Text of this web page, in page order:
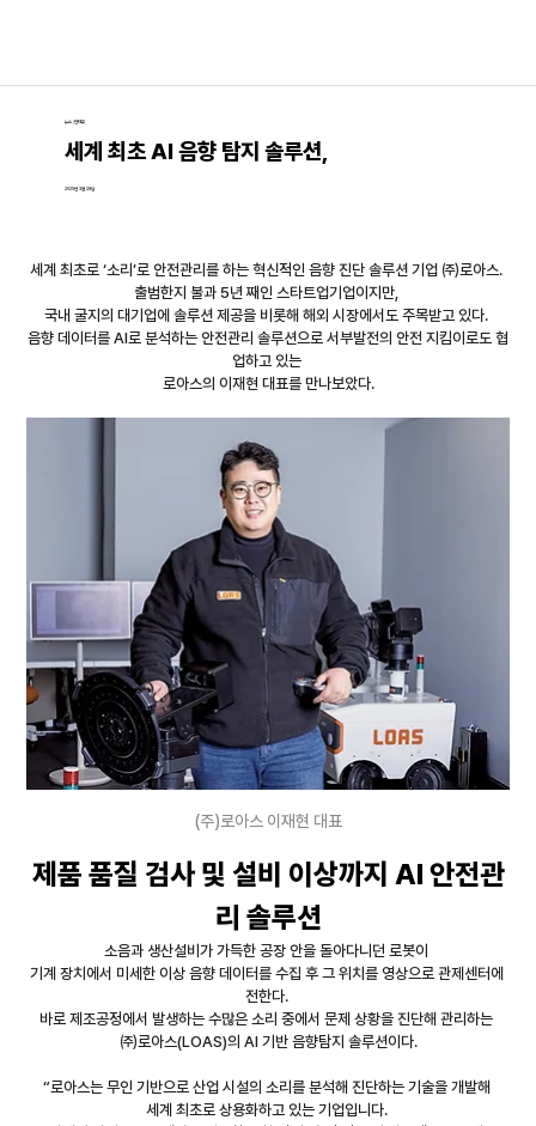
2025년 3월 29일
세계 최초 AI 음향 탐지 솔루션,
뉴스│인터뷰
세계 최초로 ‘소리’로 안전관리를 하는 혁신적인 음향 진단 솔루션 기업 ㈜로아스.
출범한지 불과 5년 째인 스타트업기업이지만,
국내 굴지의 대기업에 솔루션 제공을 비롯해 해외 시장에서도 주목받고 있다.
음향 데이터를 AI로 분석하는 안전관리 솔루션으로 서부발전의 안전 지킴이로도 협
업하고 있는
로아스의 이재현 대표를 만나보았다.
(주)로아스 이재현 대표
제품 품질 검사 및 설비 이상까지 AI 안전관
리 솔루션
소음과 생산설비가 가득한 공장 안을 돌아다니던 로봇이
기계 장치에서 미세한 이상 음향 데이터를 수집 후 그 위치를 영상으로 관제센터에
전한다.
바로 제조공정에서 발생하는 수많은 소리 중에서 문제 상황을 진단해 관리하는
㈜로아스(LOAS)의 AI 기반 음향탐지 솔루션이다.
“로아스는 무인 기반으로 산업 시설의 소리를 분석해 진단하는 기술을 개발해
세계 최초로 상용화하고 있는 기업입니다.